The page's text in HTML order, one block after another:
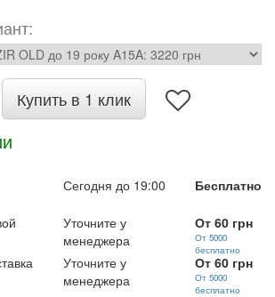
Купить в 1 клик
Сегодня до 19:00 Бесплатно
Уточните у
менеджера
От 60 грн
От 5000
бесплатно
Уточните у
менеджера
От 60 грн
От 5000
бесплатно